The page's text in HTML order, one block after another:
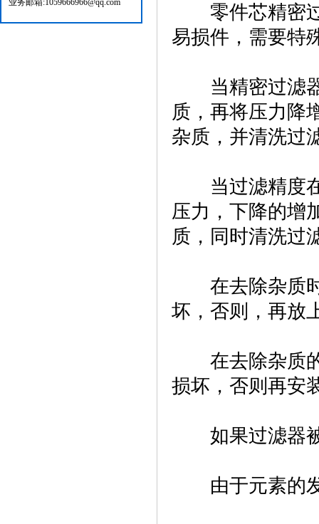
业务邮箱:1059666966@qq.com
零件芯精密过
易损件，需要特
当精密过滤器
质，再将压力降
杂质，并清洗过
当过滤精度在
压力，下降的增
质，同时清洗过
在去除杂质时
坏，否则，再放
在去除杂质的
损坏，否则再安
如果过滤器被
由于元素的发